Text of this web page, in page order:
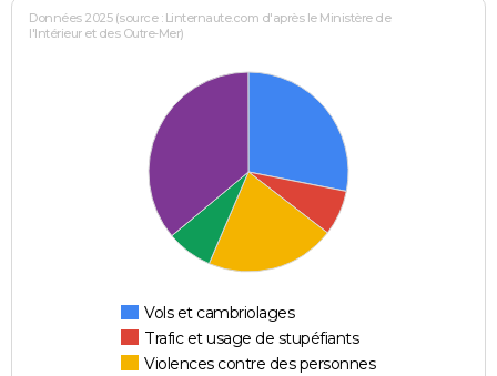
Données 2025 (source : Linternaute.com d'après le Ministère de
l'Intérieur et des Outre-Mer)
Vols et cambriolages
Trafic et usage de stupéfiants
Violences contre des personnes